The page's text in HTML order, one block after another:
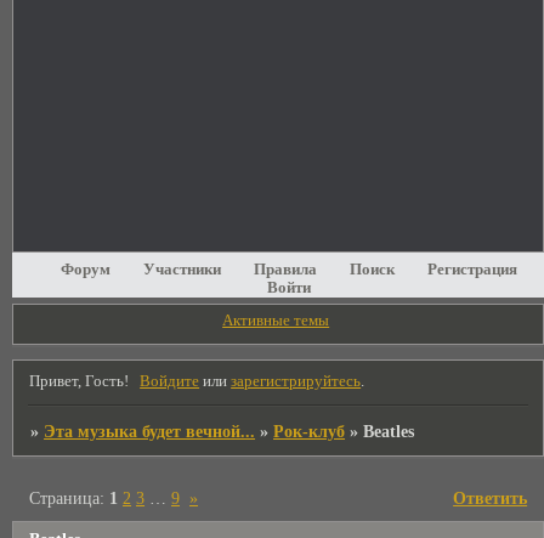
Форум Участники Правила Поиск
Регистрация
Войти
Активные темы
Привет, Гость! Войдите илизарегистрируйтесь.
» Эта музыка будет вечной... »Рок-клуб »Beatles
Страница: 1 2 3 … 9 » Ответить